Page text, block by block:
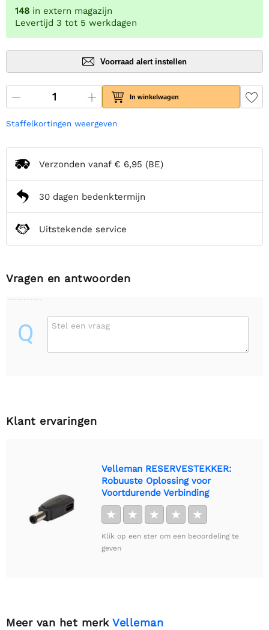
148 in extern magazijn
Levertijd 3 tot 5 werkdagen
Voorraad alert instellen
In winkelwagen
Staffelkortingen weergeven
Verzonden vanaf € 6,95 (BE)
30 dagen bedenktermijn
Uitstekende service
Vragen en antwoorden
Q Stel een vraag
Klant ervaringen
Velleman RESERVESTEKKER:
Robuuste Oplossing voor
Voortdurende Verbinding
★ ★ ★ ★ ★
Klik op een ster om een beoordeling te
geven
Meer van het merk Velleman